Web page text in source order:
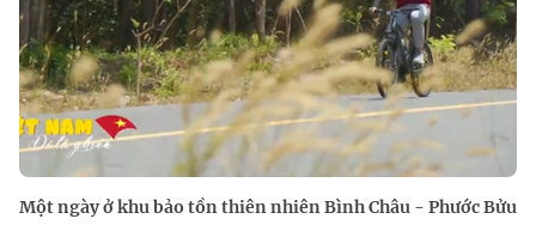
Một ngày ở khu bảo tồn thiên nhiên Bình Châu - Phước Bửu